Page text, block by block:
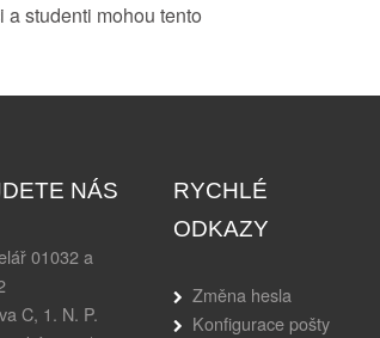
studenti mohou tento
NÁS
01032 a
C, 1. N. P.
RYCHLÉ
ODKAZY
Změna hesla
Konfigurace pošty